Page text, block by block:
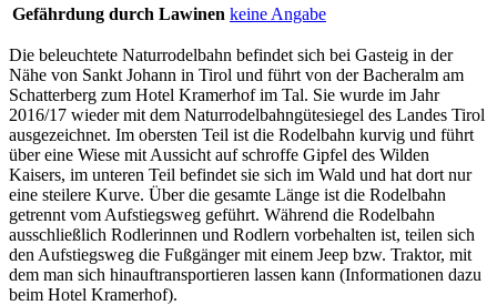
Gefährdung durch Lawinen keine Angabe
Die beleuchtete Naturrodelbahn befindet sich bei Gasteig in der
Nähe von Sankt Johann in Tirol und führt von der Bacheralm am
Schatterberg zum Hotel Kramerhof im Tal. Sie wurde im Jahr
2016/17 wieder mit dem Naturrodelbahngütesiegel des Landes Tirol
ausgezeichnet. Im obersten Teil ist die Rodelbahn kurvig und führt
über eine Wiese mit Aussicht auf schroffe Gipfel des Wilden
Kaisers, im unteren Teil befindet sie sich im Wald und hat dort nur
eine steilere Kurve. Über die gesamte Länge ist die Rodelbahn
getrennt vom Aufstiegsweg geführt. Während die Rodelbahn
ausschließlich Rodlerinnen und Rodlern vorbehalten ist, teilen sich
den Aufstiegsweg die Fußgänger mit einem Jeep bzw. Traktor, mit
dem man sich hinauftransportieren lassen kann (Informationen dazu
beim Hotel Kramerhof).